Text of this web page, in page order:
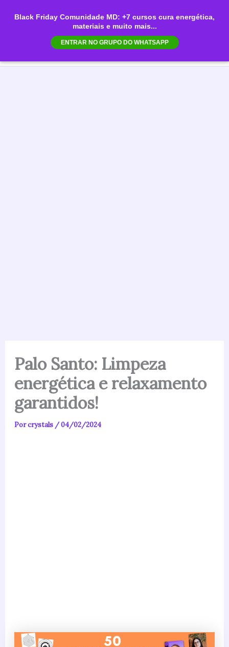
Black Friday Comunidade MD: +7 cursos cura energética,
materiais e muito mais...
ENTRAR NO GRUPO DO WHATSAPP
para
Palo Santo: Limpeza
energética e relaxamento
garantidos!
Porcrystals /04/02/2024